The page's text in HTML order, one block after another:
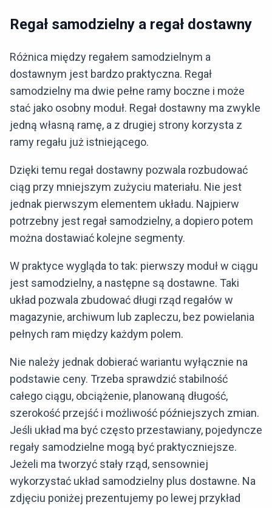
Regał samodzielny a regał dostawny
Różnica między regałem samodzielnym a
dostawnym jest bardzo praktyczna. Regał
samodzielny ma dwie pełne ramy boczne i może
stać jako osobny moduł. Regał dostawny ma zwykle
jedną własną ramę, a z drugiej strony korzysta z
ramy regału już istniejącego.
Dzięki temu regał dostawny pozwala rozbudować
ciąg przy mniejszym zużyciu materiału. Nie jest
jednak pierwszym elementem układu. Najpierw
potrzebny jest regał samodzielny, a dopiero potem
można dostawiać kolejne segmenty.
W praktyce wygląda to tak: pierwszy moduł w ciągu
jest samodzielny, a następne są dostawne. Taki
układ pozwala zbudować długi rząd regałów w
magazynie, archiwum lub zapleczu, bez powielania
pełnych ram między każdym polem.
Nie należy jednak dobierać wariantu wyłącznie na
podstawie ceny. Trzeba sprawdzić stabilność
całego ciągu, obciążenie, planowaną długość,
szerokość przejść i możliwość późniejszych zmian.
Jeśli układ ma być często przestawiany, pojedyncze
regały samodzielne mogą być praktyczniejsze.
Jeżeli ma tworzyć stały rząd, sensowniej
wykorzystać układ samodzielny plus dostawne. Na
zdjęciu poniżej prezentujemy po lewej przykład